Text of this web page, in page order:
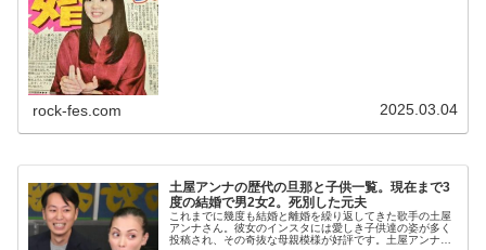
rock-fes.com 2025.03.04
土屋アンナの歴代の旦那と子供一覧。現在まで3
度の結婚で男2女2。死別した元夫
これまでに幾度も結婚と離婚を繰り返してきた歌手の土屋
アンナさん。彼女のインスタには愛しき子供達の姿が多く
投稿され、その奇抜な母親模様が好評です。土屋アンナさ